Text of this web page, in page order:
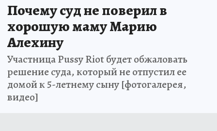
Почему суд не поверил в
хорошую маму Марию
Алехину
Участница Pussy Riot будет обжаловать
решение суда, который не отпустил ее
домой к 5-летнему сыну [фотогалерея,
видео]